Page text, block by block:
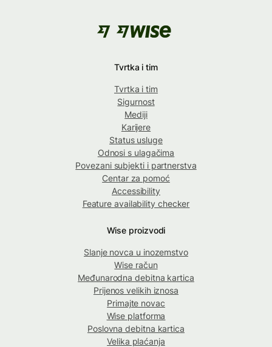
Tvrtka i tim
Tvrtka i tim
Sigurnost
Mediji
Karijere
Status usluge
Odnosi s ulagačima
Povezani subjekti i partnerstva
Centar za pomoć
Accessibility
Feature availability checker
Wise proizvodi
Slanje novca u inozemstvo
Wise račun
Međunarodna debitna kartica
Prijenos velikih iznosa
Primajte novac
Wise platforma
Poslovna debitna kartica
Velika plaćanja